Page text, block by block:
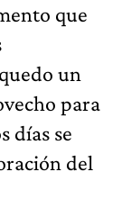
que
un
para
días se
del